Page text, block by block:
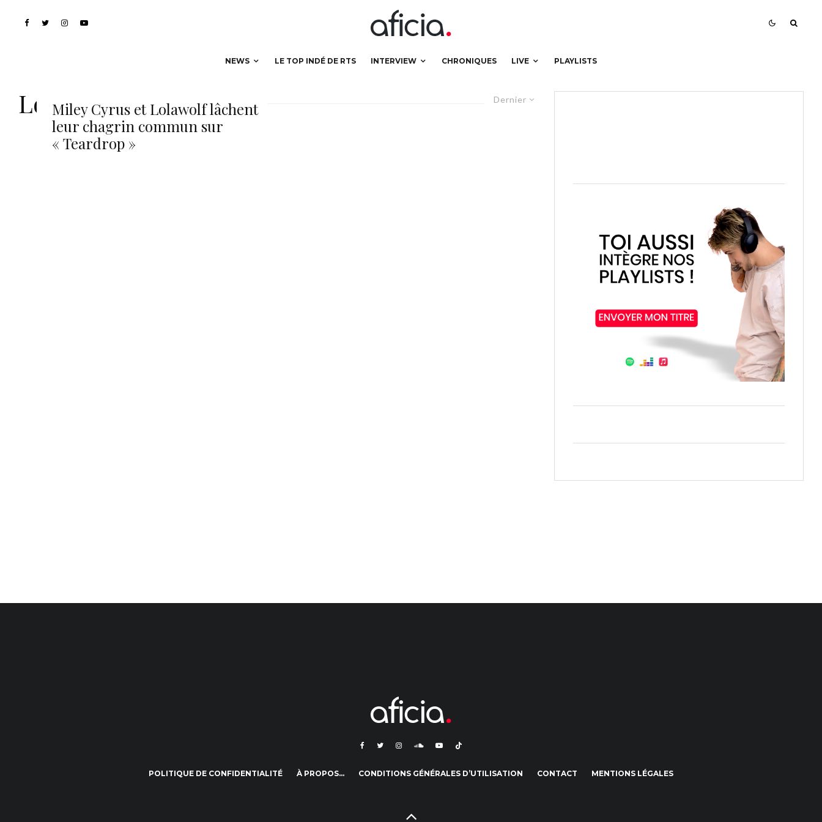
NEWS LE TOP INDÉ DE RTS INTERVIEW CHRONIQUES LIVE PLAYLISTS
Dernier
Lolawolf
Miley Cyrus et Lolawolf lâchent
leur chagrin commun sur
« Teardrop »
POLITIQUE DE CONFIDENTIALITÉ À PROPOS… CONDITIONS GÉNÉRALES D’UTILISATION CONTACT MENTIONS LÉGALES